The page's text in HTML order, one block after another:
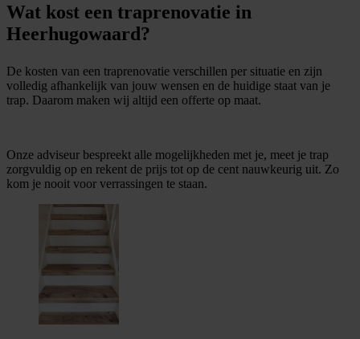
Wat kost een traprenovatie in
Heerhugowaard?
De kosten van een traprenovatie verschillen per situatie en zijn
volledig afhankelijk van jouw wensen en de huidige staat van je
trap. Daarom maken wij altijd een offerte op maat.
Onze adviseur bespreekt alle mogelijkheden met je, meet je trap
zorgvuldig op en rekent de prijs tot op de cent nauwkeurig uit. Zo
kom je nooit voor verrassingen te staan.